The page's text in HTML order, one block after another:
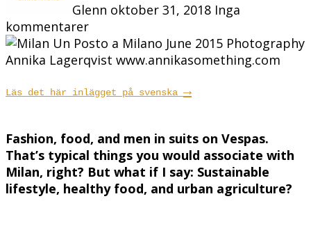
Glenn oktober 31, 2018 Inga
kommentarer
Läs det här inlägget på svenska →
Fashion, food, and men in suits on Vespas.
That’s typical things you would associate with
Milan, right? But what if I say: Sustainable
lifestyle, healthy food, and urban agriculture?